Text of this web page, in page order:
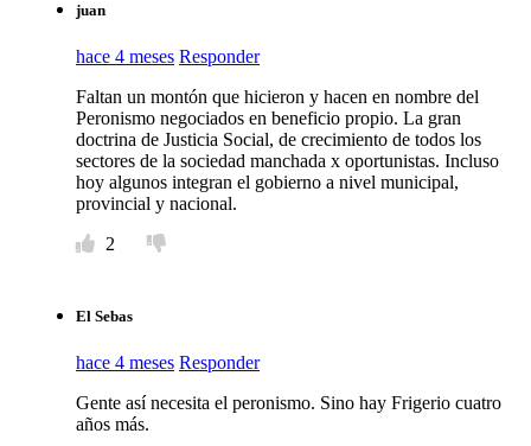
juan
hace 4 meses Responder
Faltan un montón que hicieron y hacen en nombre del
Peronismo negociados en beneficio propio. La gran
doctrina de Justicia Social, de crecimiento de todos los
sectores de la sociedad manchada x oportunistas. Incluso
hoy algunos integran el gobierno a nivel municipal,
provincial y nacional.
2
El Sebas
hace 4 meses Responder
Gente así necesita el peronismo. Sino hay Frigerio cuatro
años más.